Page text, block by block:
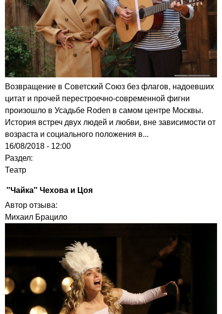
Возвращение в Советский Союз без флагов, надоевших
цитат и прочей перестроечно-современной фигни
произошло в Усадьбе Roden в самом центре Москвы.
История встреч двух людей и любви, вне зависимости от
возраста и социального положения в...
16/08/2018 - 12:00
Раздел:
Театр
"Чайка" Чехова и Цоя
Автор отзыва:
Михаил Брацило